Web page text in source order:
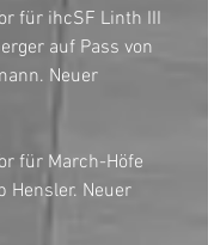
auf Pass von
Neuer
Hensler. Neuer